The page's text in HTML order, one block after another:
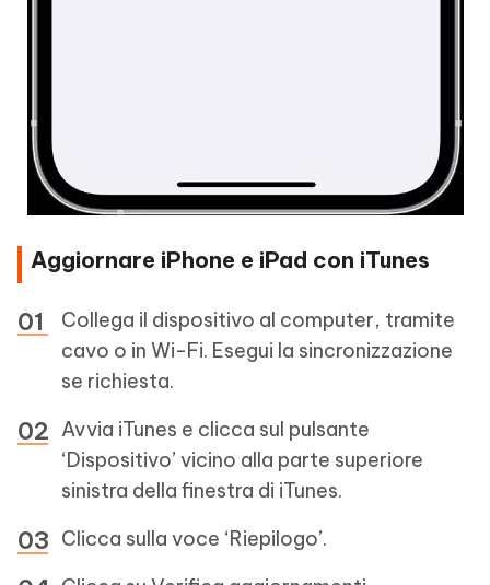
Aggiornare iPhone e iPad con iTunes
Collega il dispositivo al computer, tramite
cavo o in Wi-Fi. Esegui la sincronizzazione
se richiesta.
Avvia iTunes e clicca sul pulsante
‘Dispositivo’ vicino alla parte superiore
sinistra della finestra di iTunes.
Clicca sulla voce ‘Riepilogo’.